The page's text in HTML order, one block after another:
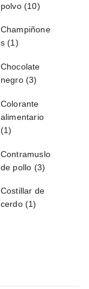
polvo(10)
Champiñone
s(1)
Chocolate
negro(3)
Colorante
alimentario
(1)
Contramuslo
de pollo (3)
Costillar de
cerdo(1)